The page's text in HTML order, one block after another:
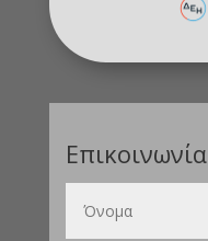
Επικοινωνία